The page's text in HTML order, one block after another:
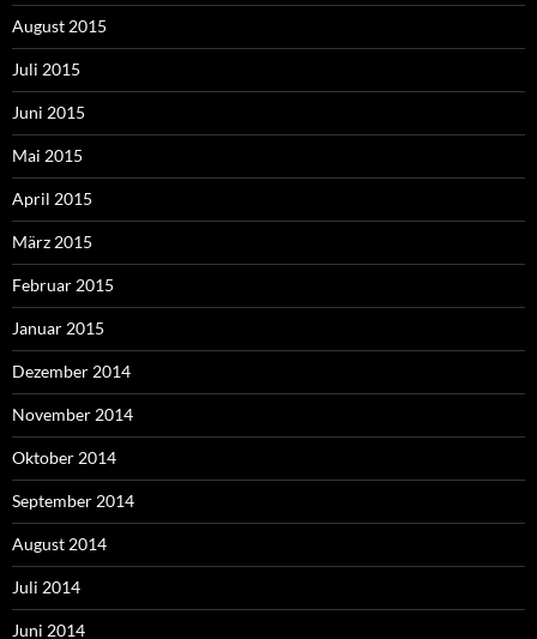
August 2015
Juli 2015
Juni 2015
Mai 2015
April 2015
März 2015
Februar 2015
Januar 2015
Dezember 2014
November 2014
Oktober 2014
September 2014
August 2014
Juli 2014
Juni 2014